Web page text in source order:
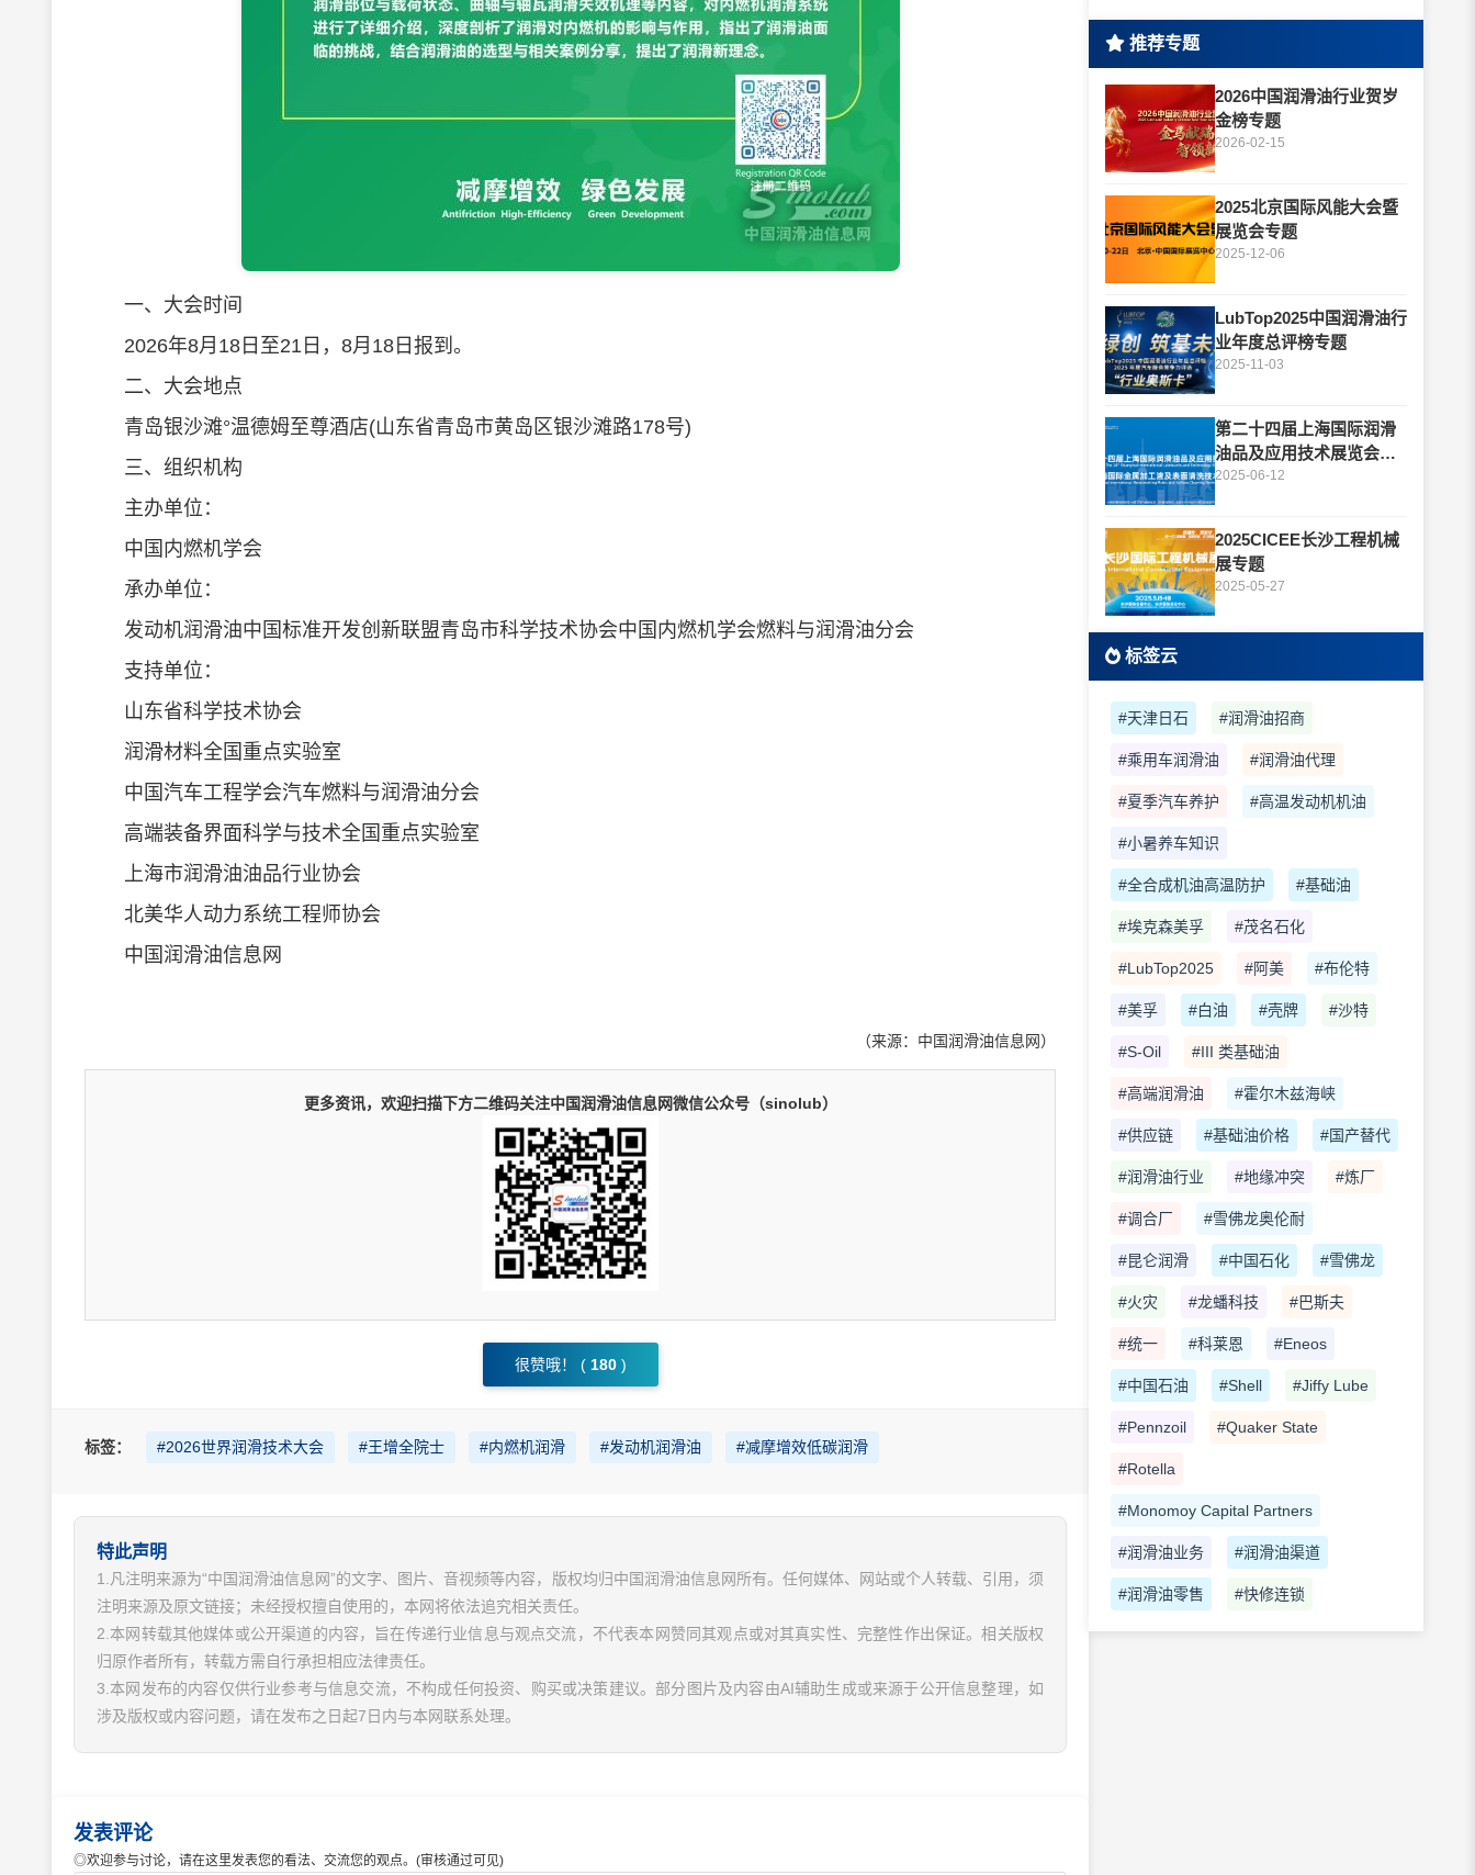
一、大会时间
2026年8月18日至21日，8月18日报到。
二、大会地点
青岛银沙滩°温德姆至尊酒店(山东省青岛市黄岛区银沙滩路178号)
三、组织机构
主办单位：
中国内燃机学会
承办单位：
发动机润滑油中国标准开发创新联盟青岛市科学技术协会中国内燃机学会燃料与润滑油分会
支持单位：
山东省科学技术协会
润滑材料全国重点实验室
中国汽车工程学会汽车燃料与润滑油分会
高端装备界面科学与技术全国重点实验室
上海市润滑油油品行业协会
北美华人动力系统工程师协会
中国润滑油信息网
（来源：中国润滑油信息网）
更多资讯，欢迎扫描下方二维码关注中国润滑油信息网微信公众号（sinolub）
很赞哦！ ( 180 )
标签： #2026世界润滑技术大会 #王增全院士 #内燃机润滑 #发动机润滑油 #减摩增效低碳润滑
特此声明
1.凡注明来源为“中国润滑油信息网”的文字、图片、音视频等内容，版权均归中国润滑油信息网所有。任何媒体、网站或个人转载、引用，须
注明来源及原文链接；未经授权擅自使用的，本网将依法追究相关责任。
2.本网转载其他媒体或公开渠道的内容，旨在传递行业信息与观点交流，不代表本网赞同其观点或对其真实性、完整性作出保证。相关版权
归原作者所有，转载方需自行承担相应法律责任。
3.本网发布的内容仅供行业参考与信息交流，不构成任何投资、购买或决策建议。部分图片及内容由AI辅助生成或来源于公开信息整理，如
涉及版权或内容问题，请在发布之日起7日内与本网联系处理。
发表评论
◎欢迎参与讨论，请在这里发表您的看法、交流您的观点。(审核通过可见)
推荐专题
2026中国润滑油行业贺岁
金榜专题
2026-02-15
2025北京国际风能大会暨
展览会专题
2025-12-06
LubTop2025中国润滑油行
业年度总评榜专题
2025-11-03
第二十四届上海国际润滑
油品及应用技术展览会专
题
2025-06-12
2025CICEE长沙工程机械
展专题
2025-05-27
标签云
#天津日石 #润滑油招商
#乘用车润滑油 #润滑油代理
#夏季汽车养护 #高温发动机机油
#小暑养车知识
#全合成机油高温防护 #基础油
#埃克森美孚 #茂名石化
#LubTop2025 #阿美 #布伦特
#美孚 #白油 #壳牌 #沙特
#S-Oil #III 类基础油
#高端润滑油 #霍尔木兹海峡
#供应链 #基础油价格 #国产替代
#润滑油行业 #地缘冲突 #炼厂
#调合厂 #雪佛龙奥伦耐
#昆仑润滑 #中国石化 #雪佛龙
#火灾 #龙蟠科技 #巴斯夫
#统一 #科莱恩 #Eneos
#中国石油 #Shell #Jiffy Lube
#Pennzoil #Quaker State
#Rotella
#Monomoy Capital Partners
#润滑油业务 #润滑油渠道
#润滑油零售 #快修连锁